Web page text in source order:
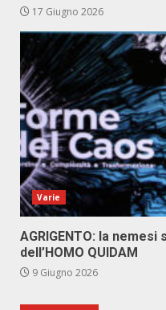
17 Giugno 2026
Varie
AGRIGENTO: la
dell’HOMO QUIDAM
9 Giugno 2026